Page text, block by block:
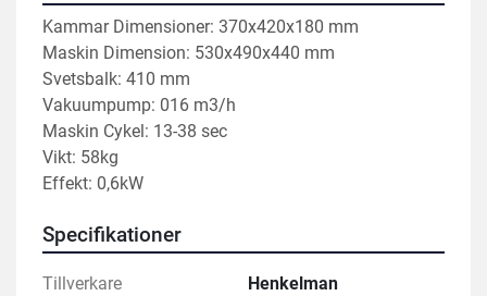
Kammar Dimensioner: 370x420x180 mm
Maskin Dimension: 530x490x440 mm
Svetsbalk: 410 mm
Vakuumpump: 016 m3/h
Maskin Cykel: 13-38 sec
Vikt: 58kg
Effekt: 0,6kW
Specifikationer
Tillverkare Henkelman